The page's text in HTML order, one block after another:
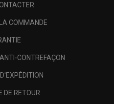
COMMANDE
CONTREFAÇON
DE RETOUR